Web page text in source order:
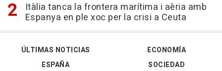
Itàlia tanca la frontera marítima i aèria amb
Espanya en ple xoc per la crisi a Ceuta
ÚLTIMAS NOTICIAS
ESPAÑA
ECONOMÍA
SOCIEDAD